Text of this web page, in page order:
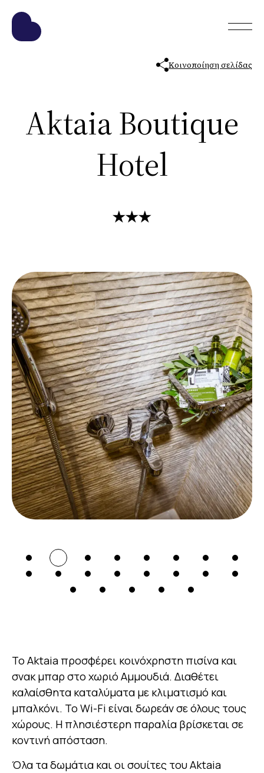
Κοινοποίηση σελίδας
Aktaia Boutique
Hotel
Το Aktaia προσφέρει κοινόχρηστη πισίνα και
σνακ μπαρ στο χωριό Αμμουδιά. Διαθέτει
καλαίσθητα καταλύματα με κλιματισμό και
μπαλκόνι. Το Wi-Fi είναι δωρεάν σε όλους τους
χώρους. Η πλησιέστερη παραλία βρίσκεται σε
κοντινή απόσταση.
Όλα τα δωμάτια και οι σουίτες του Aktaia